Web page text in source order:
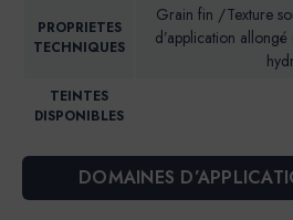
PROPRIETES
TECHNIQUES
Grain fin /Texture
d’application
TEINTES
DISPONIBLES
DOMAINES